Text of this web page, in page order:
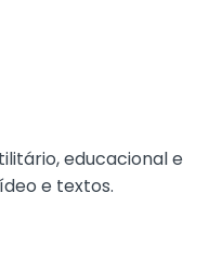
educacional e
e textos.